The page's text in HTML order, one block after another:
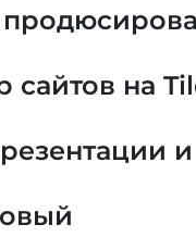
сайтов на